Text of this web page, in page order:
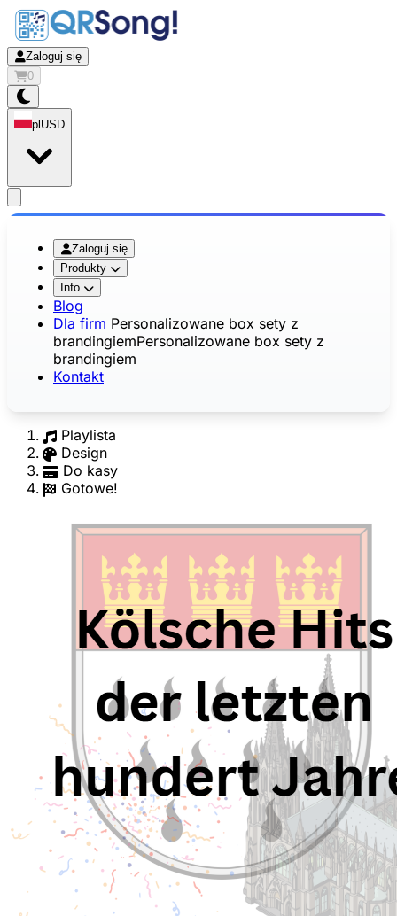
Zaloguj się
0
pl USD
Zaloguj się
Produkty
Info
Blog
Dla firm Personalizowane box sety z
brandingiemPersonalizowane box sety z
brandingiem
Kontakt
Playlista
Design
Do kasy
Gotowe!